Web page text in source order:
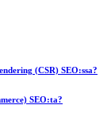
(CSR) SEO:ssa?
SEO:ta?